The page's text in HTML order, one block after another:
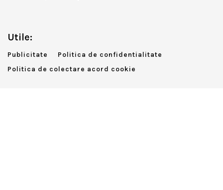
Utile:
Publicitate
Politica de confidentialitate
Politica de colectare acord cookie